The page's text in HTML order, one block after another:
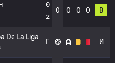
0
2
0 0 0 0 В
De La Liga
Г И